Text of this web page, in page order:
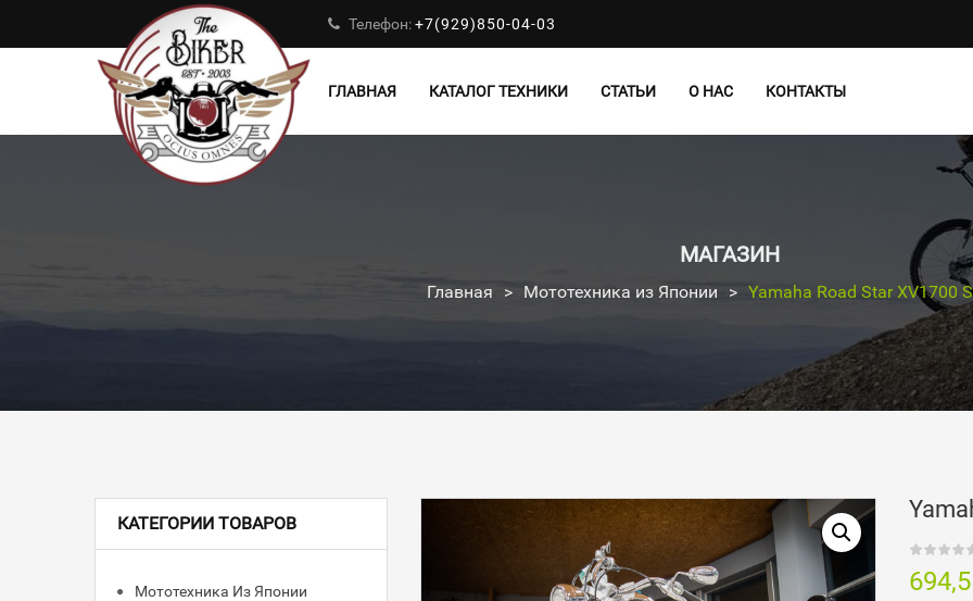
Телефон:+7(929)850-04-03
ГЛАВНАЯ КАТАЛОГ ТЕХНИКИ СТАТЬИ О НАС КОНТАКТЫ
МАГАЗИН
Главная > Мототехника из Японии > Yamaha Road Star XV1700
КАТЕГОРИИ ТОВАРОВ
Мототехника Из Японии